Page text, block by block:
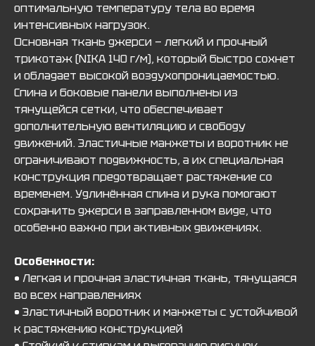
оптимальную температуру тела во время
интенсивных нагрузок.
Основная ткань джерси — легкий и прочный
трикотаж (NIKA 140 г/м), который быстро сохнет
и обладает высокой воздухопроницаемостью.
Спина и боковые панели выполнены из
тянущейся сетки, что обеспечивает
дополнительную вентиляцию и свободу
движений. Эластичные манжеты и воротник не
ограничивают подвижность, а их специальная
конструкция предотвращает растяжение со
временем. Удлинённая спина и рука помогают
сохранить джерси в заправленном виде, что
особенно важно при активных движениях.
Особенности:
• Легкая и прочная эластичная ткань, тянущаяся
во всех направлениях
• Эластичный воротник и манжеты с устойчивой
к растяжению конструкцией